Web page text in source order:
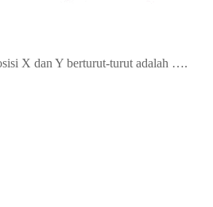
X dan Y berturut-turut adalah ….